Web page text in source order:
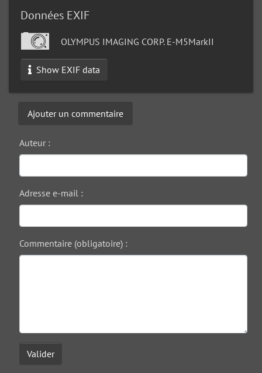
Données EXIF
OLYMPUS IMAGING CORP. E-M5MarkII
Show EXIF data
Ajouter un commentaire
Auteur :
Adresse e-mail :
Commentaire (obligatoire) :
Valider